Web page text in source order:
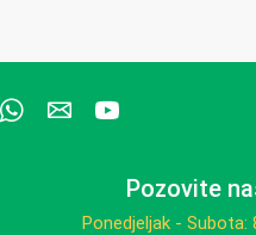
Pozovite
Ponedjeljak - Subota: